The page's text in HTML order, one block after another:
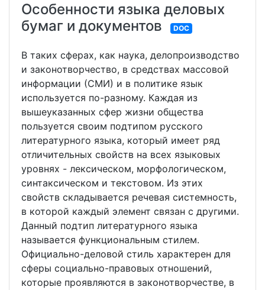
Особенности языка деловых
бумаг и документов
DOC
В таких сферах, как наука, делопроизводство
и законотворчество, в средствах массовой
информации (СМИ) и в политике язык
используется по-разному. Каждая из
вышеуказанных сфер жизни общества
пользуется своим подтипом русского
литературного языка, который имеет ряд
отличительных свойств на всех языковых
уровнях - лексическом, морфологическом,
синтаксическом и текстовом. Из этих
свойств складывается речевая системность,
в которой каждый элемент связан с другими.
Данный подтип литературного языка
называется функциональным стилем.
Официально-деловой стиль характерен для
сферы социально-правовых отношений,
которые проявляются в законотворчестве, в